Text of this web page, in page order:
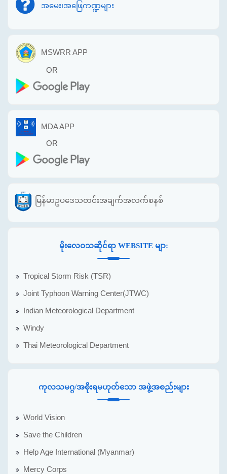
အမေး၊အဖြေကဏ္ဍများ
MSWRR APP
OR
MDA APP
OR
မြန်မာဥပဒေသတင်းအချက်အလက်စနစ်
မိုးလေဝသဆိုင်ရာ WEBSITE မျာ:
Tropical Storm Risk (TSR)
Joint Typhoon Warning Center(JTWC)
Indian Meteorological Department
Windy
Thai Meteorological Department
ကုလသမဂ္ဂ/အစိုးရမဟုတ်သော အဖွဲ့အစည်းများ
World Vision
Save the Children
Help Age International (Myanmar)
Mercy Corps